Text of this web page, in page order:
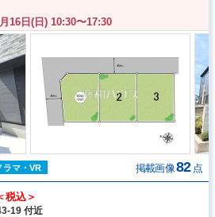
16日(日) 10:30〜17:30
ラマ・VR 掲載画像82 点
税込＞
19 付近